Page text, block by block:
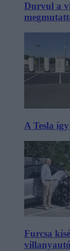
Durvul a
A Tesla
Furcsa